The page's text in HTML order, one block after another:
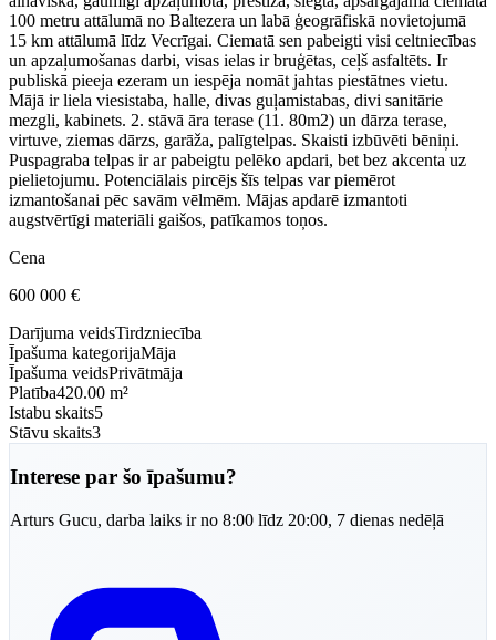
100 metru attālumā no Baltezera un labā ģeogrāfiskā novietojumā
15 km attālumā līdz Vecrīgai. Ciematā sen pabeigti visi celtniecības
un apzaļumošanas darbi, visas ielas ir bruģētas, ceļš asfaltēts. Ir
publiskā pieeja ezeram un iespēja nomāt jahtas piestātnes vietu.
Mājā ir liela viesistaba, halle, divas guļamistabas, divi sanitārie
mezgli, kabinets. 2. stāvā āra terase (11. 80m2) un dārza terase,
virtuve, ziemas dārzs, garāža, palīgtelpas. Skaisti izbūvēti bēniņi.
Puspagraba telpas ir ar pabeigtu pelēko apdari, bet bez akcenta uz
pielietojumu. Potenciālais pircējs šīs telpas var piemērot
izmantošanai pēc savām vēlmēm. Mājas apdarē izmantoti
augstvērtīgi materiāli gaišos, patīkamos toņos.
Cena
600 000 €
Darījuma veidsTirdzniecība
Īpašuma kategorijaMāja
Īpašuma veidsPrivātmāja
Platība420.00 m²
Istabu skaits5
Stāvu skaits3
Interese par šo īpašumu?
Arturs Gucu, darba laiks ir no 8:00 līdz 20:00, 7 dienas nedēļā